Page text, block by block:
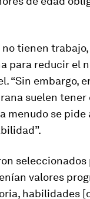
no tienen
para reducir el
“Sin embargo,
suelen
menudo se pide
valores
habilidades